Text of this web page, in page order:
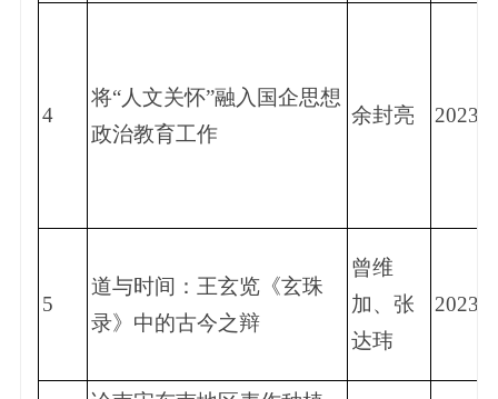
4
将“人文关怀”融入国企思想
政治教育工作
余封亮 2023.4
5
道与时间：王玄览《玄珠
录》中的古今之辩
曾维
加、张
达玮
2023.1